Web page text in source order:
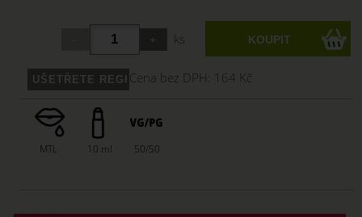
ks
Cena bez DPH: 164 Kč
MTL 10 ml 50/50